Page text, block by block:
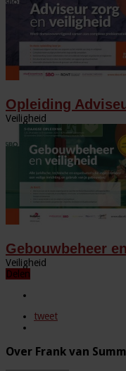
Opleiding
Veiligheid
Gebouwbeheer
Veiligheid
Delen
tweet
Over Frank van